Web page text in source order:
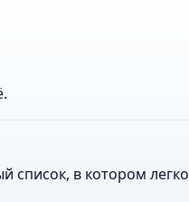
список, в котором легко